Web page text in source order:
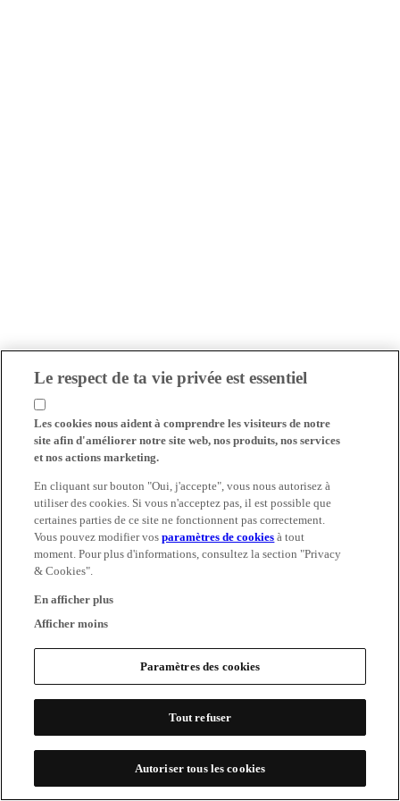
Le respect de ta vie privée est essentiel
Les cookies nous aident à comprendre les visiteurs de notre
site afin d'améliorer notre site web, nos produits, nos services
et nos actions marketing.
En cliquant sur bouton "Oui, j'accepte", vous nous autorisez à
utiliser des cookies. Si vous n'acceptez pas, il est possible que
certaines parties de ce site ne fonctionnent pas correctement.
Vous pouvez modifier vosparamètres de cookies à tout
moment. Pour plus d'informations, consultez la section "Privacy
& Cookies".
En afficher plus
Afficher moins
Paramètres des cookies
Tout refuser
Autoriser tous les cookies